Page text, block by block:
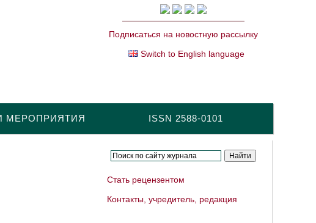
Подписаться на новостную рассылку
Switch to English language
ISSN 2588-0101
МЕРОПРИЯТИЯ
Стать рецензентом
Контакты, учредитель, редакция